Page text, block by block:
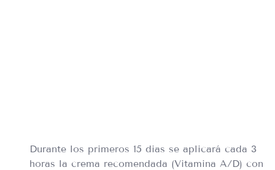
Durante los primeros 15 dias se aplicará cada 3
horas la crema recomendada (Vitamina A/D) con